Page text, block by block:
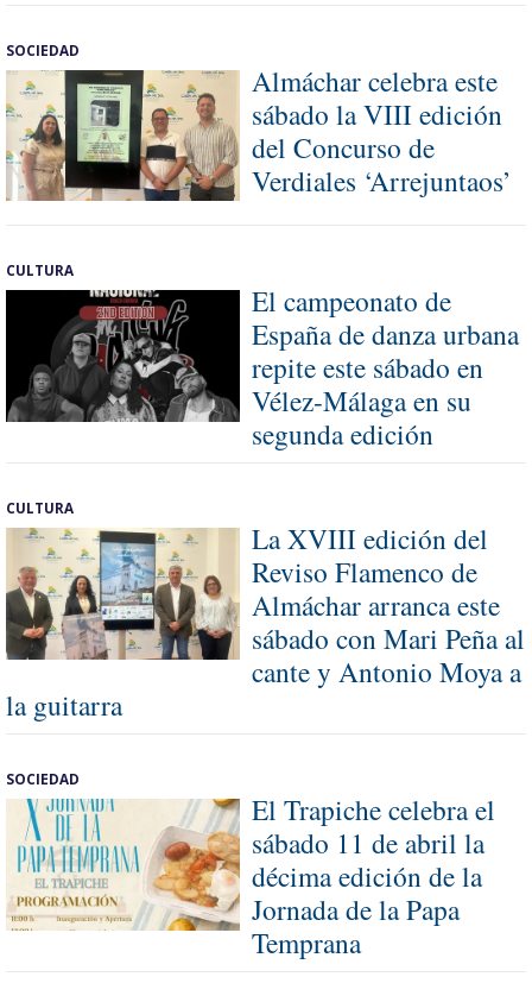
SOCIEDAD
Almáchar celebra este
sábado la VIII edición
del Concurso de
Verdiales ‘Arrejuntaos’
CULTURA
El campeonato de
España de danza urbana
repite este sábado en
Vélez-Málaga en su
segunda edición
CULTURA
La XVIII edición del
Reviso Flamenco de
Almáchar arranca este
sábado con Mari Peña al
cante y Antonio Moya a
la guitarra
SOCIEDAD
El Trapiche celebra el
sábado 11 de abril la
décima edición de la
Jornada de la Papa
Temprana